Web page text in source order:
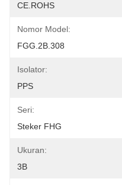
CE.ROHS
Nomor Model:
FGG.2B.308
Isolator:
PPS
Seri:
Steker FHG
Ukuran:
3B